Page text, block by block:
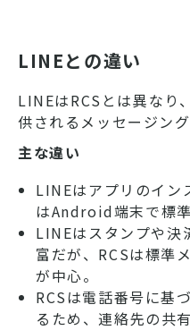
LINEとの違い
LINEはRCSとは異なり
供されるメッセージング
主な違い
LINEはアプリのイン
はAndroid端末で標
LINEはスタンプや決
富だが、RCSは標準
が中心。
RCSは電話番号に基
るため、連絡先の共